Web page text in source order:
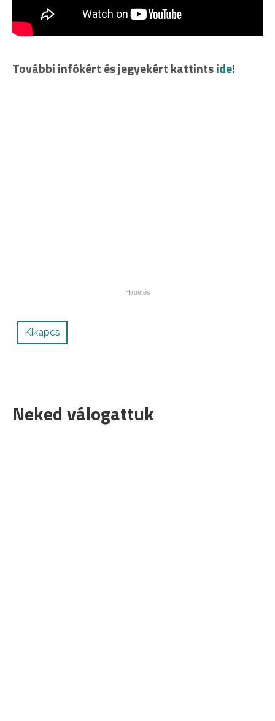
További infókért és jegyekért kattintside!
Kikapcs
Neked válogattuk